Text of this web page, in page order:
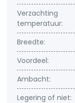
Verzachting
temperatuur:
Breedte:
Voordeel:
Ambacht:
Legering of niet: